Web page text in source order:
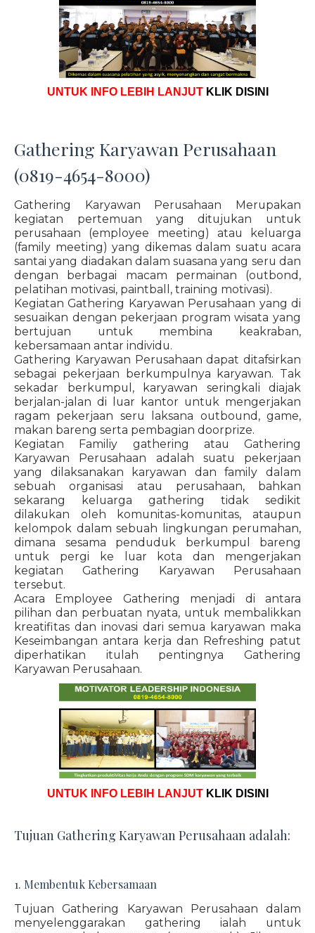
UNTUK INFO LEBIH LANJUT KLIK DISINI
Gathering Karyawan Perusahaan
(0819-4654-8000)
Gathering Karyawan Perusahaan Merupakan
kegiatan pertemuan yang ditujukan untuk
perusahaan (employee meeting) atau keluarga
(family meeting) yang dikemas dalam suatu acara
santai yang diadakan dalam suasana yang seru dan
dengan berbagai macam permainan (outbond,
pelatihan motivasi, paintball, training motivasi).
Kegiatan Gathering Karyawan Perusahaan yang di
sesuaikan dengan pekerjaan program wisata yang
bertujuan untuk membina keakraban,
kebersamaan antar individu.
Gathering Karyawan Perusahaan dapat ditafsirkan
sebagai pekerjaan berkumpulnya karyawan. Tak
sekadar berkumpul, karyawan seringkali diajak
berjalan-jalan di luar kantor untuk mengerjakan
ragam pekerjaan seru laksana outbound, game,
makan bareng serta pembagian doorprize.
Kegiatan Familiy gathering atau Gathering
Karyawan Perusahaan adalah suatu pekerjaan
yang dilaksanakan karyawan dan family dalam
sebuah organisasi atau perusahaan, bahkan
sekarang keluarga gathering tidak sedikit
dilakukan oleh komunitas-komunitas, ataupun
kelompok dalam sebuah lingkungan perumahan,
dimana sesama penduduk berkumpul bareng
untuk pergi ke luar kota dan mengerjakan
kegiatan Gathering Karyawan Perusahaan
tersebut.
Acara Employee Gathering menjadi di antara
pilihan dan perbuatan nyata, untuk membalikkan
kreatifitas dan inovasi dari semua karyawan maka
Keseimbangan antara kerja dan Refreshing patut
diperhatikan itulah pentingnya Gathering
Karyawan Perusahaan.
UNTUK INFO LEBIH LANJUT KLIK DISINI
Tujuan Gathering Karyawan Perusahaan adalah:
1. Membentuk Kebersamaan
Tujuan Gathering Karyawan Perusahaan dalam
menyelenggarakan gathering ialah untuk